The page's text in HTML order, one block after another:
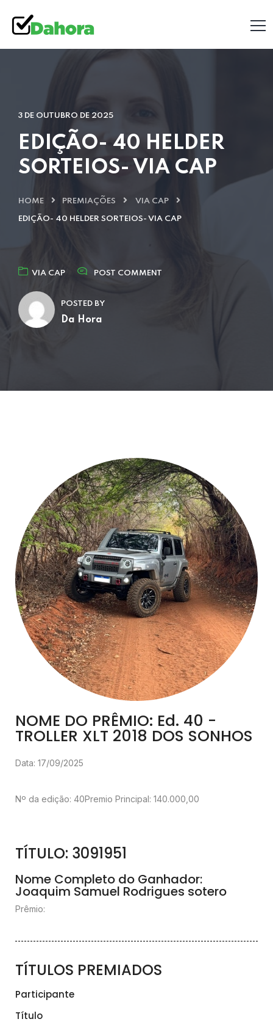
3 DE OUTUBRO DE 2025
EDIÇÃO- 40 HELDER
SORTEIOS- VIA CAP
HOME PREMIAÇÕES VIA CAP
EDIÇÃO- 40 HELDER SORTEIOS- VIA CAP
VIA CAP POST COMMENT
POSTED BY
Da Hora
NOME DO PRÊMIO: Ed. 40 -
TROLLER XLT 2018 DOS SONHOS
Data: 17/09/2025
Nº da edição: 40Premio Principal: 140.000,00
TÍTULO: 3091951
Nome Completo do Ganhador:
Joaquim Samuel Rodrigues sotero
Prêmio:
TÍTULOS PREMIADOS
Participante
Título